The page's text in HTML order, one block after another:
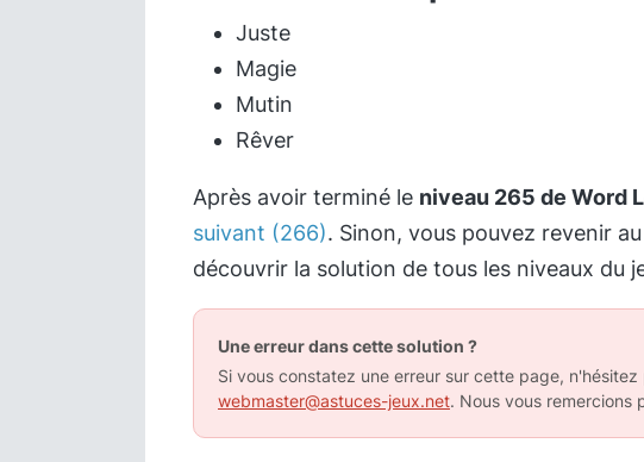
Juste
Magie
Mutin
Rêver
Après avoir terminé le niveau 265 de Word
suivant (266). Sinon, vous pouvez revenir au
découvrir la solution de tous les niveaux du
Une erreur dans cette solution ?
Si vous constatez une erreur sur cette page, n'hésitez
webmaster@astuces-jeux.net. Nous vous remercions